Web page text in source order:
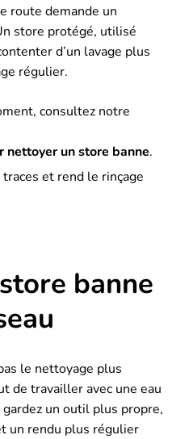
route demande un
store protégé, utilisé
d’un lavage plus
régulier.
consultez notre
un store banne.
et rend le rinçage
banne
le nettoyage plus
de travailler avec une eau
un outil plus propre,
un rendu plus régulier